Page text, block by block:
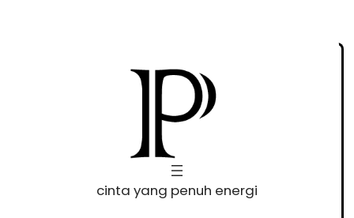
cinta yang penuh energi